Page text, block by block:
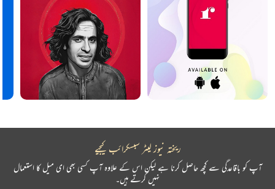
ریختہ نیوز لیٹر سبسکرائب کیجیے
آپ کو باقاعدگی سے کچھ حاصل کرنا ہے لیکن اس کے علاوہ آپ کسی بھی ای میل کا استعمال
نہیں کرتے ہیں۔